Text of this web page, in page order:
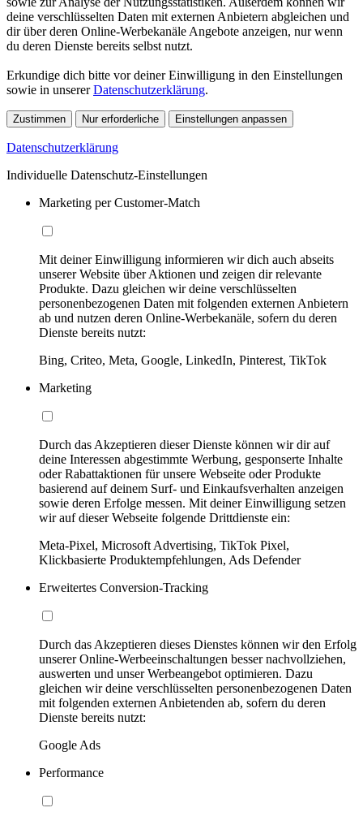
deine verschlüsselten Daten mit externen Anbietern abgleichen und
dir über deren Online-Werbekanäle Angebote anzeigen, nur wenn
du deren Dienste bereits selbst nutzt.
Erkundige dich bitte vor deiner Einwilligung in den Einstellungen
sowie in unsererDatenschutzerklärung.
Zustimmen Nur erforderliche Einstellungen anpassen
Datenschutzerklärung
Individuelle Datenschutz-Einstellungen
Marketing per Customer-Match
Mit deiner Einwilligung informieren wir dich auch abseits
unserer Website über Aktionen und zeigen dir relevante
Produkte. Dazu gleichen wir deine verschlüsselten
personenbezogenen Daten mit folgenden externen Anbietern
ab und nutzen deren Online-Werbekanäle, sofern du deren
Dienste bereits nutzt:
Bing, Criteo, Meta, Google, LinkedIn, Pinterest, TikTok
Marketing
Durch das Akzeptieren dieser Dienste können wir dir auf
deine Interessen abgestimmte Werbung, gesponserte Inhalte
oder Rabattaktionen für unsere Webseite oder Produkte
basierend auf deinem Surf- und Einkaufsverhalten anzeigen
sowie deren Erfolge messen. Mit deiner Einwilligung setzen
wir auf dieser Webseite folgende Drittdienste ein:
Meta-Pixel, Microsoft Advertising, TikTok Pixel,
Klickbasierte Produktempfehlungen, Ads Defender
Erweitertes Conversion-Tracking
Durch das Akzeptieren dieses Dienstes können wir den Erfolg
unserer Online-Werbeeinschaltungen besser nachvollziehen,
auswerten und unser Werbeangebot optimieren. Dazu
gleichen wir deine verschlüsselten personenbezogenen Daten
mit folgenden externen Anbietenden ab, sofern du deren
Dienste bereits nutzt:
Google Ads
Performance